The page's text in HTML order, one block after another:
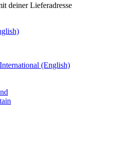
deiner Lieferadresse
International (English)